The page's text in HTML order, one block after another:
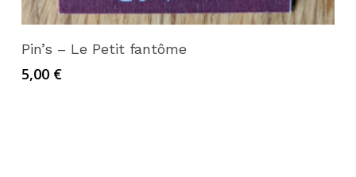
Pin’s – Le Petit fantôme
5,00 €